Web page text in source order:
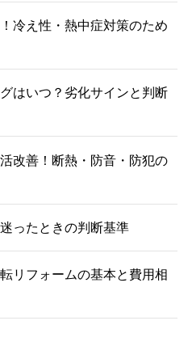
冷え性・熱中症対策のため
はいつ？劣化サインと判断
改善！断熱・防音・防犯の
ったときの判断基準
リフォームの基本と費用相